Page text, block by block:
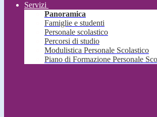
Servizi
Panoramica
Famiglie e studenti
Personale scolastico
Percorsi di studio
Modulistica Personale Scolastico
Piano di Formazione Personale